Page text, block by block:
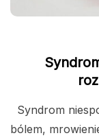
Syndrom
bólem,